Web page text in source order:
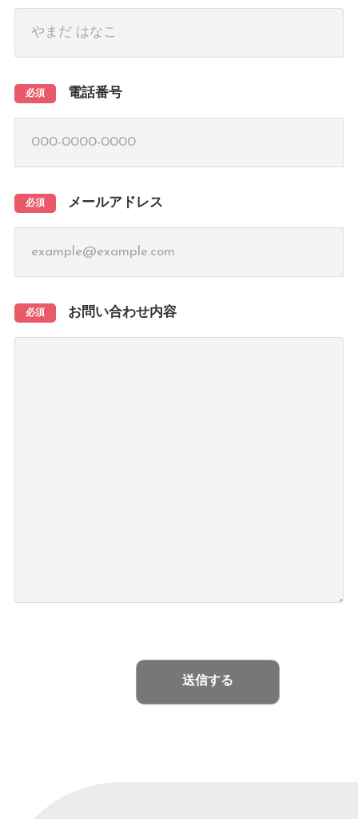
必須 電話番号
必須 メールアドレス
必須 お問い合わせ内容